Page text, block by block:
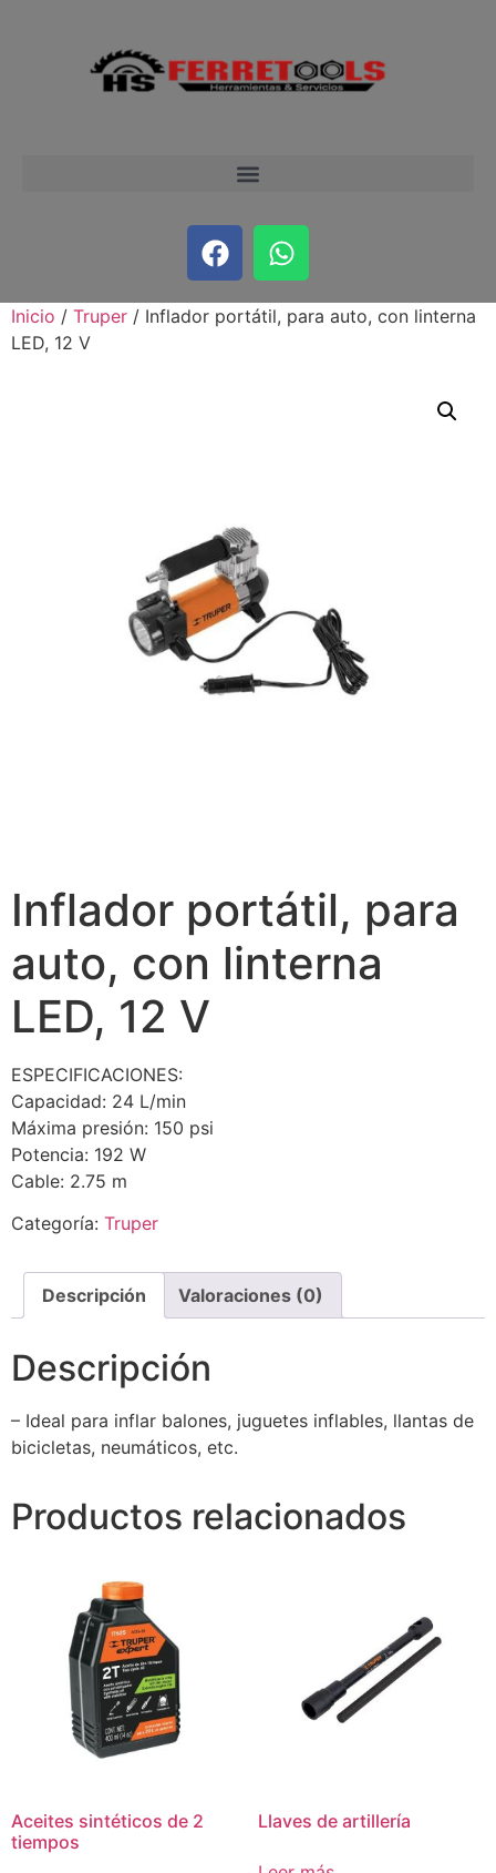
Inicio / Truper / Inflador portátil, para auto, con linterna
LED, 12 V
Inflador portátil, para
auto, con linterna
LED, 12 V
ESPECIFICACIONES:
Capacidad: 24 L/min
Máxima presión: 150 psi
Potencia: 192 W
Cable: 2.75 m
Categoría: Truper
Descripción Valoraciones (0)
Descripción
– Ideal para inflar balones, juguetes inflables, llantas de
bicicletas, neumáticos, etc.
Productos relacionados
Aceites sintéticos de 2
tiempos
Llaves de artillería